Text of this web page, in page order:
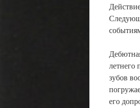
летнего
зубов
его